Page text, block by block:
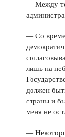
— Между
— Со
лишь на
должен
страны и
меня не
—